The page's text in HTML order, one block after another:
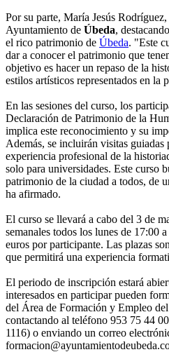
Por su parte, María Jesús
Ayuntamiento de Úbeda,
el rico patrimonio de Úbeda. "Este
dar a conocer el patrimonio que
objetivo es hacer un repaso de la
estilos artísticos representados en la
En las sesiones del curso, los
Declaración de Patrimonio de la
implica este reconocimiento y su
Además, se incluirán visitas guiadas
experiencia profesional de la
solo para universidades. Este curso
patrimonio de la ciudad a todos, de
ha afirmado.
El curso se llevará a cabo del 3 de
semanales todos los lunes de 17:00
euros por participante. Las plazas
que permitirá una experiencia
El periodo de inscripción estará
interesados en participar pueden
del Área de Formación y Empleo
contactando al teléfono 953 75 44
1116) o enviando un correo